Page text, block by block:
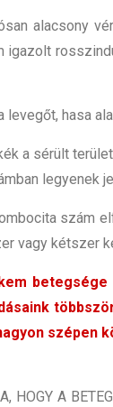
alacsony
igazolt
levegőt, hasa
a sérült
legyenek
szám
vagy kétszer
szépen
HOGY A